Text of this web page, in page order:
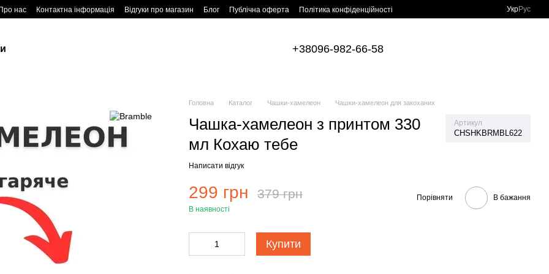
Про нас Контактна інформація Відгуки про магазин Блог Публічна оферта Політика конфіденційності УкрРус
+38096-982-66-58
Головна Каталог Чашки-хамелеон Чашки-хамелеон для закоханих
Чашка-хамелеон з принтом 330
мл Кохаю тебе
Артикул
CHSHKBRMBL622
Написати відгук
299 грн 379 грн
В наявності
Порівняти В бажання
Купити